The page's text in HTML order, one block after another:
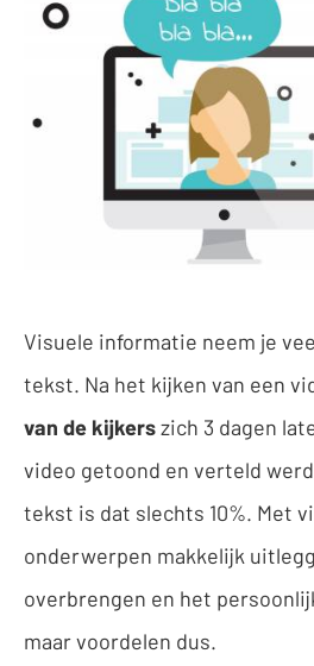
Visuele informatie neem je
tekst. Na het kijken van een
van de kijkerszich 3 dagen
video getoond en verteld
tekst is dat slechts 10%. Met
onderwerpen makkelijk
overbrengen en het
maar voordelen dus.